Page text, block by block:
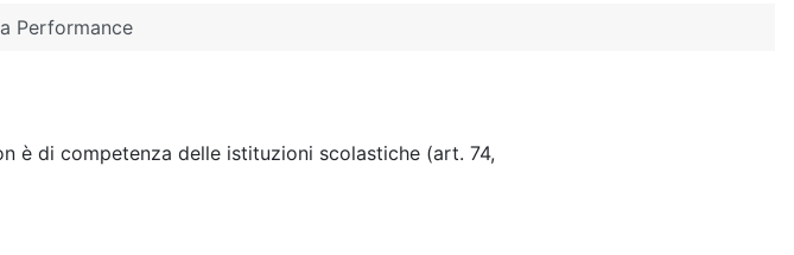
Performance
è di competenza delle istituzioni scolastiche (art. 74,